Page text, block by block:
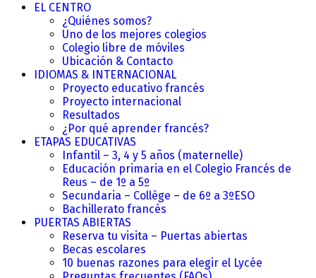
EL CENTRO
¿Quiénes somos?
Uno de los mejores colegios
Colegio libre de móviles
Ubicación & Contacto
IDIOMAS & INTERNACIONAL
Proyecto educativo francés
Proyecto internacional
Resultados
¿Por qué aprender francés?
ETAPAS EDUCATIVAS
Infantil – 3, 4 y 5 años (maternelle)
Educación primaria en el Colegio Francés de
Reus – de 1º a 5º
Secundaria – Collège – de 6º a 3ºESO
Bachillerato francés
PUERTAS ABIERTAS
Reserva tu visita – Puertas abiertas
Becas escolares
10 buenas razones para elegir el Lycée